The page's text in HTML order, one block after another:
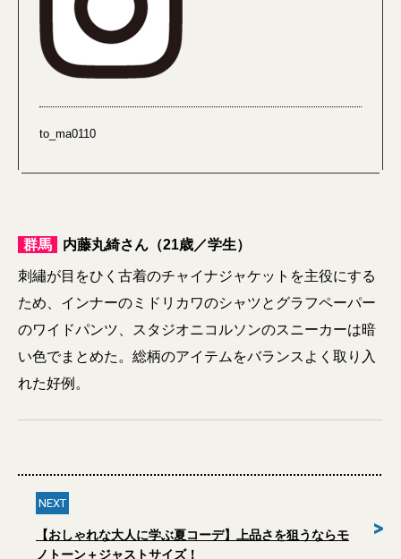
to_ma0110
群馬 内藤丸綺さん（21歳／学生）
刺繡が目をひく古着のチャイナジャケットを主役にする
ため、インナーのミドリカワのシャツとグラフペーパー
のワイドパンツ、スタジオニコルソンのスニーカーは暗
い色でまとめた。総柄のアイテムをバランスよく取り入
れた好例。
NEXT
【おしゃれな大人に学ぶ夏コーデ】上品さを狙うならモ
ノトーン＋ジャストサイズ！
>